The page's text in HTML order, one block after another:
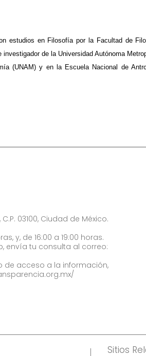
estudios en Filosofía por la Facultad de
de la Universidad Autónoma
(UNAM) y en la Escuela Nacional de
03100, Ciudad de México.
y, de 16:00 a 19:00 horas.
envía tu consulta al correo:
de acceso a la información,
Sitios